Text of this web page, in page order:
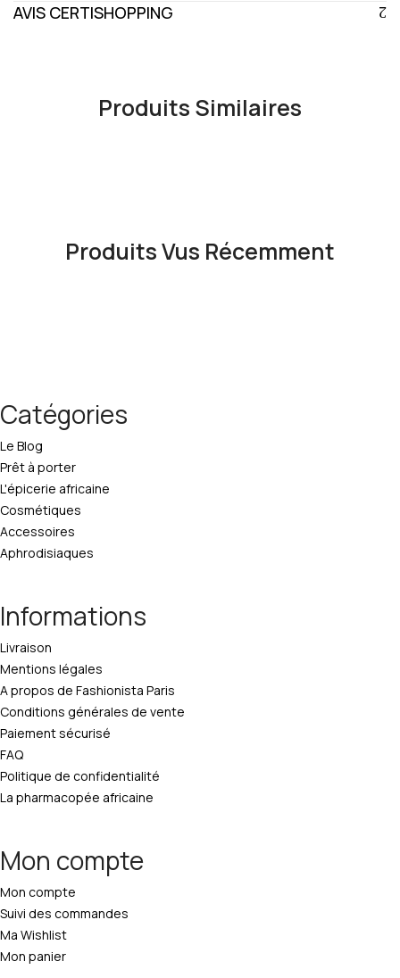
AVIS CERTISHOPPING
Produits Similaires
Produits Vus Récemment
Catégories
Le Blog
Prêt à porter
L'épicerie africaine
Cosmétiques
Accessoires
Aphrodisiaques
Informations
Livraison
Mentions légales
A propos de Fashionista Paris
Conditions générales de vente
Paiement sécurisé
FAQ
Politique de confidentialité
La pharmacopée africaine
Mon compte
Mon compte
Suivi des commandes
Ma Wishlist
Mon panier